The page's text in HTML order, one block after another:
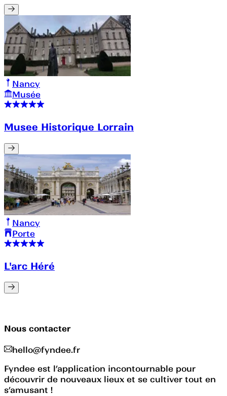
Nancy
Musée
Musee Historique Lorrain
Nancy
Porte
L'arc Héré
Nous contacter
hello@fyndee.fr
Fyndee est l’application incontournable pour
découvrir de nouveaux lieux et se cultiver tout en
s’amusant !